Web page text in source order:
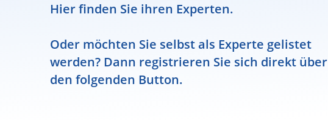
Hier finden Sie ihren Experten.
Oder möchten Sie selbst als Experte gelistet
werden? Dann registrieren Sie sich direkt über
den folgenden Button.